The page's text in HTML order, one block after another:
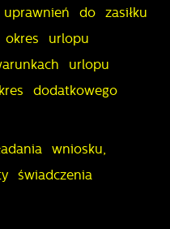
do zasiłku
okres urlopu
urlopu
dodatkowego
wniosku,
świadczenia